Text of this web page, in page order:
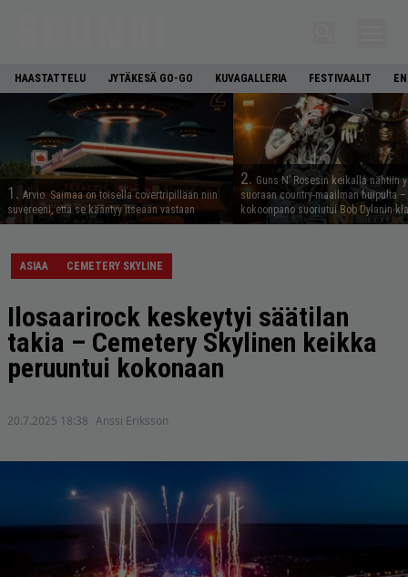
HAASTATTELU JYTÄKESÄ GO-GO KUVAGALLERIA FESTIVAALIT
1. Arvio: Saimaa on toisella covertripillään niin
suvereeni, että se kääntyy itseään vastaan
2. Guns N’ Rosesin keikalla nähtiin
suoraan country-maailman huipulta
kokoonpano suoriutui Bob Dylanin
ASIAA CEMETERY SKYLINE
Ilosaarirock keskeytyi säätilan
takia – Cemetery Skylinen keikka
peruuntui kokonaan
20.7.2025 18:38 Anssi Eriksson